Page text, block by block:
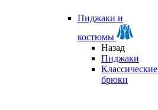
Пиджаки и
костюмы
Назад
Пиджаки
Классические
брюки